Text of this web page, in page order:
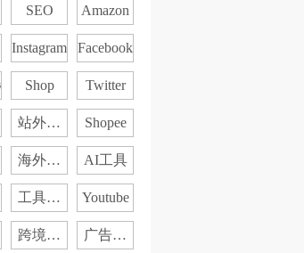
SEO Amazon
Instagram Facebook
Shop Twitter
站外推
广
Shopee
海外社
媒
AI工具
工具分
享
Youtube
跨境电
广告投